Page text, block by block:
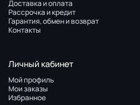
Доставка и оплата
Рассрочка и кредит
Гарантия, обмен и возврат
Контакты
Личный кабинет
Мой профиль
Мои заказы
Избранное